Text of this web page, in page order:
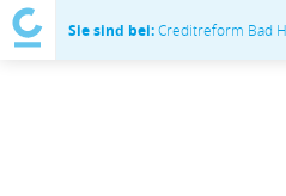
Sie sind bei:Creditreform Bad